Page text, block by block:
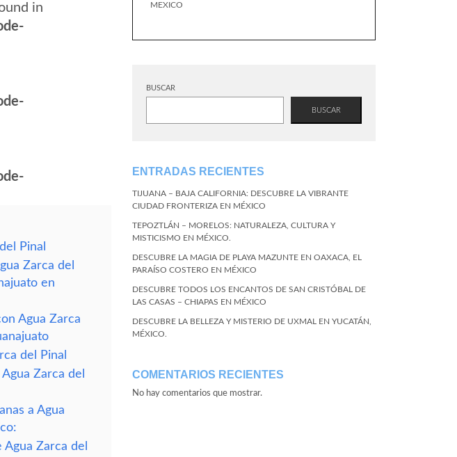
in
Pinal
Zarca del
en
Agua Zarca
del Pinal
Zarca del
a Agua
Zarca del
MEXICO
BUSCAR
BUSCAR
ENTRADAS RECIENTES
TIJUANA – BAJA CALIFORNIA: DESCUBRE LA VIBRANTE
CIUDAD FRONTERIZA EN MÉXICO
TEPOZTLÁN – MORELOS: NATURALEZA, CULTURA Y
MISTICISMO EN MÉXICO.
DESCUBRE LA MAGIA DE PLAYA MAZUNTE EN OAXACA, EL
PARAÍSO COSTERO EN MÉXICO
DESCUBRE TODOS LOS ENCANTOS DE SAN CRISTÓBAL DE
LAS CASAS – CHIAPAS EN MÉXICO
DESCUBRE LA BELLEZA Y MISTERIO DE UXMAL EN YUCATÁN,
MÉXICO.
COMENTARIOS RECIENTES
No hay comentarios que mostrar.